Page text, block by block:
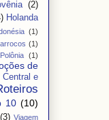
(2)
Holanda
(1)
(1)
Polônia (1)
de
Central e
10 (10)
(3) Viagem